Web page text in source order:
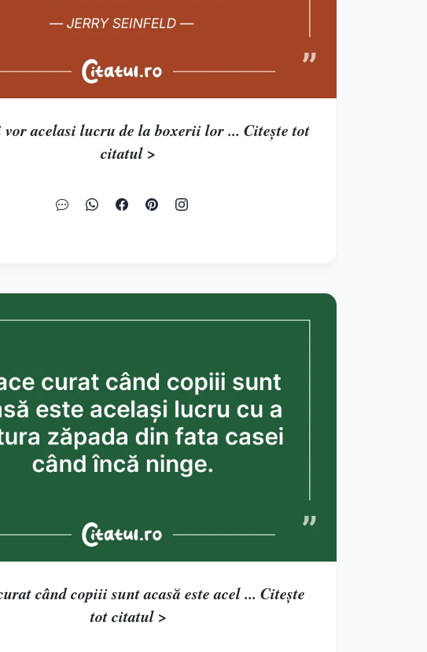
acelasi lucru de la boxerii lor ... Citește tot
citatul >
când copiii sunt acasă este acel ... Citește
tot citatul >